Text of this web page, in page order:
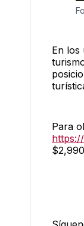
En los
Para